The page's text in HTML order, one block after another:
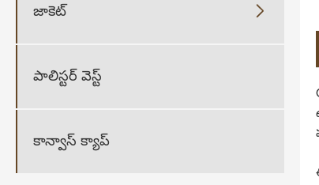
జాకెట్ 
పాలిస్టర్ వెస్ట్
కాన్వాస్ క్యాప్